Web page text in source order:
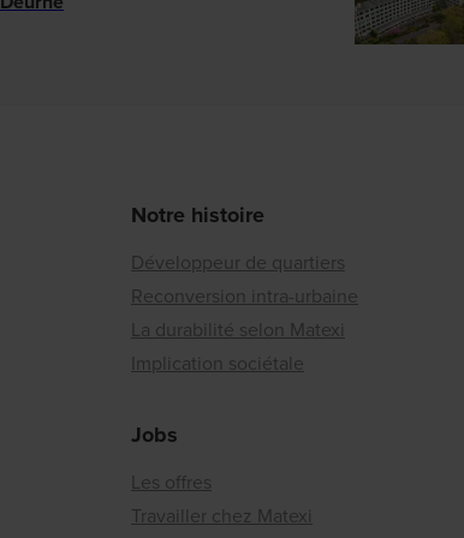
Notre histoire
Développeur de quartiers
Reconversion intra-urbaine
La durabilité selon Matexi
Implication sociétale
Jobs
Les offres
Travailler chez Matexi